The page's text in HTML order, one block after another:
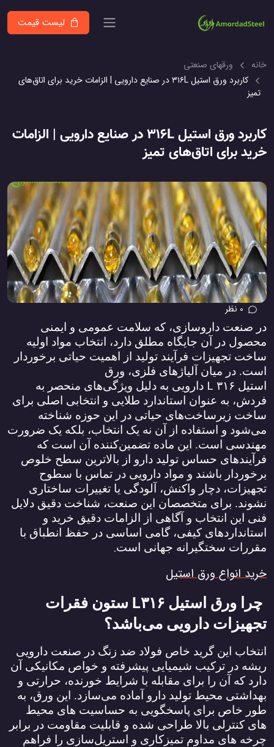
لیست قیمت
خانه
ورقهای صنعتی
کاربرد ورق استیل ۳۱۶L در صنایع دارویی | الزامات خرید برای اتاق‌های
تمیز
کاربرد ورق استیل ۳۱۶L در صنایع دارویی | الزامات
خرید برای اتاق‌های تمیز
0 نظر
در صنعت داروسازی، که سلامت عمومی و ایمنی
محصول در آن جایگاه مطلق دارد، انتخاب مواد اولیه
ساخت تجهیزات فرآیند تولید از اهمیت حیاتی برخوردار
است. در میان آلیاژهای فلزی، ورق
استیل ۳۱۶ L دارویی به دلیل ویژگی‌های منحصر به
فردش، به عنوان استاندارد طلایی و انتخابی اصلی برای
ساخت زیرساخت‌های حیاتی در این حوزه شناخته
می‌شود و استفاده از آن نه یک انتخاب، بلکه یک ضرورت
مهندسی است. این ماده تضمین‌کننده آن است که
فرآیندهای حساس تولید دارو از بالاترین سطح خلوص
برخوردار باشند و مواد دارویی در تماس با سطوح
تجهیزات، دچار واکنش، آلودگی یا تغییرات ساختاری
نشوند. برای متخصصان این صنعت، شناخت دقیق دلایل
فنی این انتخاب و آگاهی از الزامات دقیق خرید و
استانداردهای کیفی، گامی اساسی در حفظ انطباق با
مقررات سختگیرانه جهانی است.
خرید انواع ورق استیل
چرا ورق استیل ۳۱۶L ستون فقرات
تجهیزات دارویی می‌باشد؟
انتخاب این گرید خاص فولاد ضد زنگ در صنعت دارویی
ریشه در ترکیب شیمیایی پیشرفته و خواص مکانیکی آن
دارد که آن را برای مقابله با شرایط خورنده، حرارتی و
بهداشتی محیط تولید دارو آماده می‌سازد. این ورق، به
طور خاص برای پاسخگویی به حساسیت‌ های محیط‌
های کنترلی بالا طراحی شده و قابلیت مقاومت در برابر
چرخه های مداوم تمیزکاری و استریل‌سازی را فراهم